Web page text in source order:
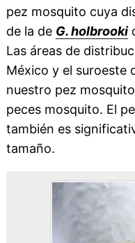
pez mosquito cuya
de la de G. holbrooki
Las áreas de
México y el suroeste
nuestro pez
peces mosquito. El
también es
tamaño.